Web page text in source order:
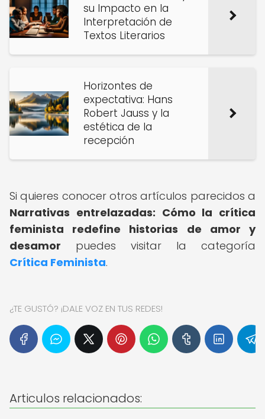
su Impacto en la
Interpretación de
Textos Literarios
Horizontes de
expectativa: Hans
Robert Jauss y la
estética de la
recepción
Si quieres conocer otros artículos parecidos a
Narrativas entrelazadas: Cómo la crítica
feminista redefine historias de amor y
desamor puedes visitar la categoría
Crítica Feminista.
¿TE GUSTÓ? ¡DALE VOZ EN TUS REDES!
Articulos relacionados: